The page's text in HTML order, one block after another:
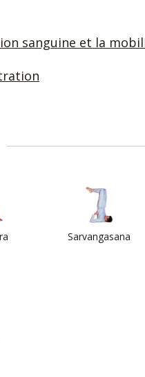
sanguine et la
Sarvangasana